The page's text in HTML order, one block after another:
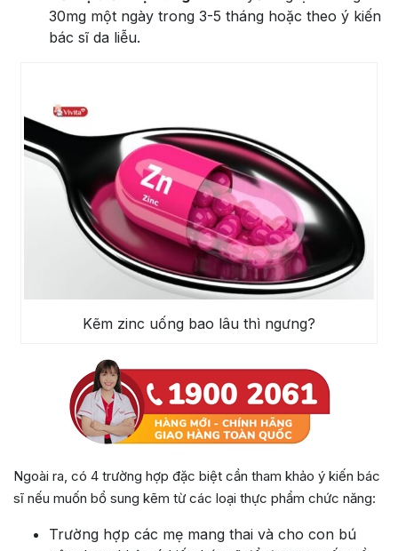
30mg một ngày trong 3-5 tháng hoặc theo ý kiến
bác sĩ da liễu.
Kẽm zinc uống bao lâu thì ngưng?
Ngoài ra, có 4 trường hợp đặc biệt cần tham khảo ý kiến bác
sĩ nếu muốn bổ sung kẽm từ các loại thực phẩm chức năng:
Trường hợp các mẹ mang thai và cho con bú